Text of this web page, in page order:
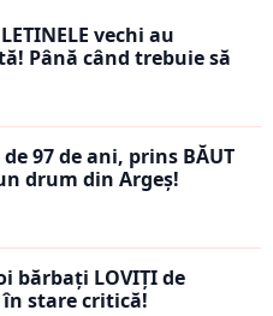
vechi au
Până când trebuie să
de 97 de ani, prins BĂUT
drum din Argeș!
bărbați LOVIȚI de
stare critică!